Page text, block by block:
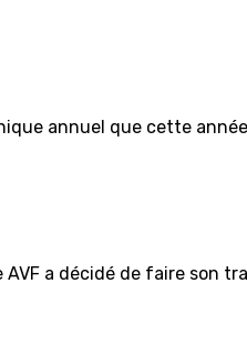
annuel que cette
AVF a décidé de faire son